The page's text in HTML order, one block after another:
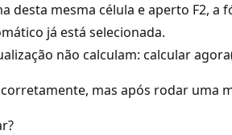
desta mesma célula e aperto F2, a
já está selecionada.
não calculam: calcular
mas após rodar uma